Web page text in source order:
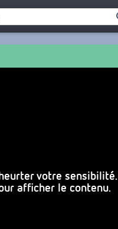
votre sensibilité.
afficher le contenu.